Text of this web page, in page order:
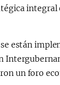
están
un foro